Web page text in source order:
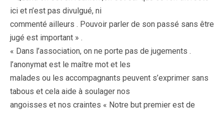
ici et n’est pas divulgué, ni
commenté ailleurs . Pouvoir parler de son passé sans être
jugé est important » .
« Dans l’association, on ne porte pas de jugements .
l’anonymat est le maître mot et les
malades ou les accompagnants peuvent s’exprimer sans
tabous et cela aide à soulager nos
angoisses et nos craintes « Notre but premier est de